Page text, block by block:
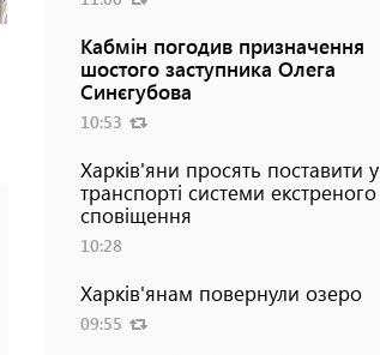
Кабмін погодив призначення
шостого заступника Олега
Синєгубова
10:53
Харків'яни просять поставити у
транспорті системи екстреного
сповіщення
10:28
Харків'янам повернули озеро
09:55